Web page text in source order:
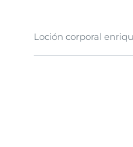
Loción corporal